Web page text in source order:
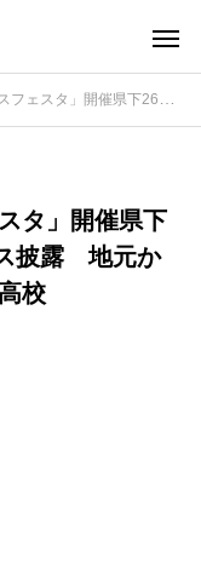
が主演しダンス披露 地元から上田東・上田・丸子修学館高校
タ」開催県下
披露 地元か
校